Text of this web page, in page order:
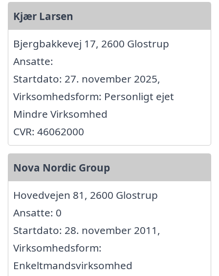
Kjær Larsen
Bjergbakkevej 17, 2600 Glostrup
Ansatte:
Startdato: 27. november 2025,
Virksomhedsform: Personligt ejet
Mindre Virksomhed
CVR: 46062000
Nova Nordic Group
Hovedvejen 81, 2600 Glostrup
Ansatte: 0
Startdato: 28. november 2011,
Virksomhedsform:
Enkeltmandsvirksomhed